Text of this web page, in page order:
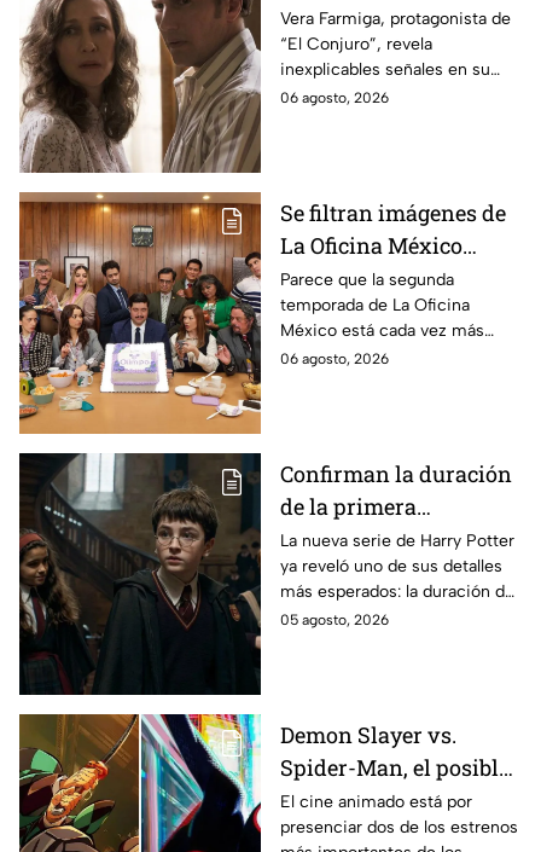
revela INQUIETANTES
señales en su cuerpo
durante la grabación de
la película
Vera Farmiga, protagonista de
“El Conjuro”, revela
inexplicables señales en su
cuerpo durante el rodaje de la
06 agosto, 2026
Se filtran imágenes de
La Oficina México
temporada 2 y un
detalle desata teorías
entre los fans
Parece que la segunda
temporada de La Oficina
México está cada vez más
cerca, pues el elenco ya se
06 agosto, 2026
Confirman la duración
de la primera
temporada de Harry
Potter y emocionará a
los fans de los libros
La nueva serie de Harry Potter
ya reveló uno de sus detalles
más esperados: la duración de
la primera temporada basada
05 agosto, 2026
Demon Slayer vs.
Spider-Man, el posible
gran enfrentamiento
en taquilla del 2027
El cine animado está por
presenciar dos de los estrenos